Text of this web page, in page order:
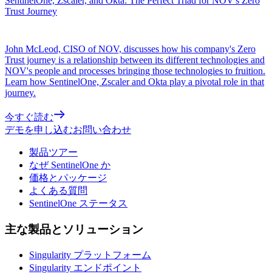
Trust Journey
John McLeod, CISO of NOV, discusses how his company's Zero
Trust journey is a relationship between its different technologies and
NOV's people and processes bringing those technologies to fruition.
Learn how SentinelOne, Zscaler and Okta play a pivotal role in that
journey.
今すぐ読む
デモを申し込むお問い合わせ
製品ツアー
なぜ SentinelOne か
価格とパッケージ
よくある質問
SentinelOne ステータス
主な製品とソリューション
Singularity プラットフォーム
Singularity エンドポイント